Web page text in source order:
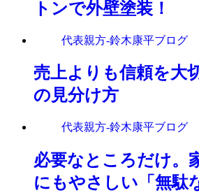
トンで外壁塗装！
代表親方-鈴木康平ブログ
売上よりも信頼を大
の見分け方
代表親方-鈴木康平ブログ
必要なところだけ。
にもやさしい「無駄